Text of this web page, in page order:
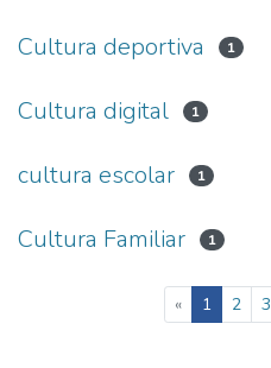
Cultura deportiva 1
Cultura digital 1
cultura escolar 1
Cultura Familiar 1
« 1 (current)
2 3